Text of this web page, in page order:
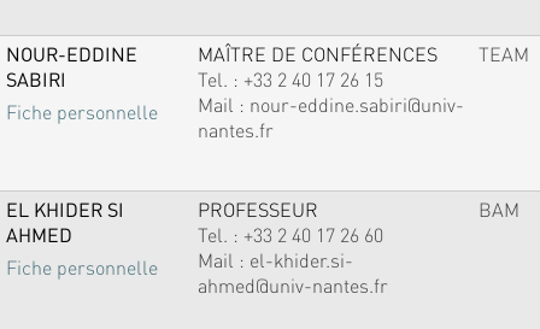
NOUR-EDDINE
SABIRI
Fiche personnelle
MAÎTRE DE CONFÉRENCES
Tel. : +33 2 40 17 26 15
Mail : nour-eddine.sabiri@univ-
nantes.fr
TEAM
EL KHIDER SI
AHMED
Fiche personnelle
PROFESSEUR
Tel. : +33 2 40 17 26 60
Mail : el-khider.si-
ahmed@univ-nantes.fr
BAM